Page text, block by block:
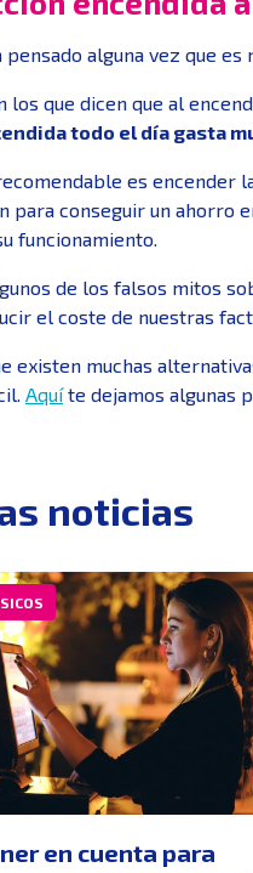
pensado alguna vez que
los que dicen que al
todo el día gasta
es encender
para conseguir un ahorro
funcionamiento.
de los falsos mitos
el coste de nuestras
existen muchas
Aquíte dejamos algunas
noticias
en cuenta para